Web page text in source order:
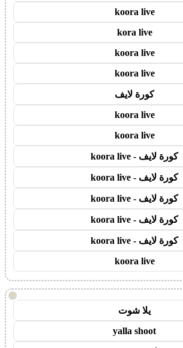
koora live
kora live
koora live
koora live
كورة لايف
koora live
koora live
كورة لايف - koora live
كورة لايف - koora live
كورة لايف - koora live
كورة لايف - koora live
كورة لايف - koora live
koora live
!
يلا شوت
yalla shoot